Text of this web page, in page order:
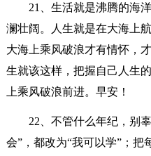
21、生活就是沸腾的海
澜壮阔。人生就是在大海上
大海上乘风破浪才有情怀，
生就该这样，把握自己人生
上乘风破浪前进。早安！
22、不管什么年纪，别
会”，都改为“我可以学”；把